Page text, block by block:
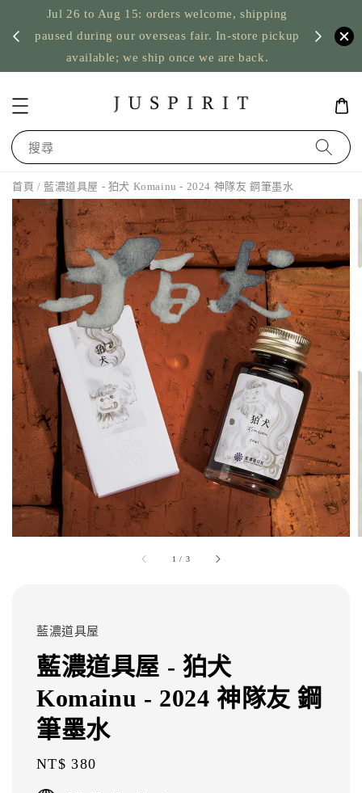
Jul 26 to Aug 15: orders welcome, shipping
paused during our overseas fair. In-store pickup
available; we ship once we are back.
US
搜尋
首頁 / 藍濃道具屋 - 狛犬 Komainu - 2024 神隊友 鋼筆墨水
1 / 3
藍濃道具屋
藍濃道具屋 - 狛犬
Komainu - 2024 神隊友 鋼
筆墨水
Regular
price
NT$ 380